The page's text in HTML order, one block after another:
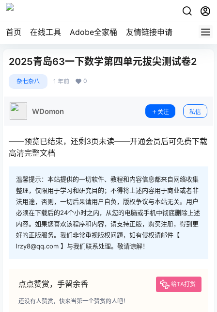
首页 在线工具 Adobe全家桶 友情链接申请
2025青岛63一下数学第四单元拔尖测试卷2
杂七杂八 1 年前 0
WDomon 关注 私信
——预览已结束，还剩3页未读——开通会员后可免费下载
高清完整文档
温馨提示：本站提供的一切软件、教程和内容信息都来自网络收集
整理，仅限用于学习和研究目的；不得将上述内容用于商业或者非
法用途，否则，一切后果请用户自负，版权争议与本站无关。用户
必须在下载后的24个小时之内，从您的电脑或手机中彻底删除上述
内容。如果您喜欢该程序和内容，请支持正版，购买注册，得到更
好的正版服务。我们非常重视版权问题，如有侵权请邮件【
lrzy8@qq.com 】与我们联系处理。敬请谅解！
点点赞赏，手留余香 给TA打赏
还没有人赞赏，快来当第一个赞赏的人吧！